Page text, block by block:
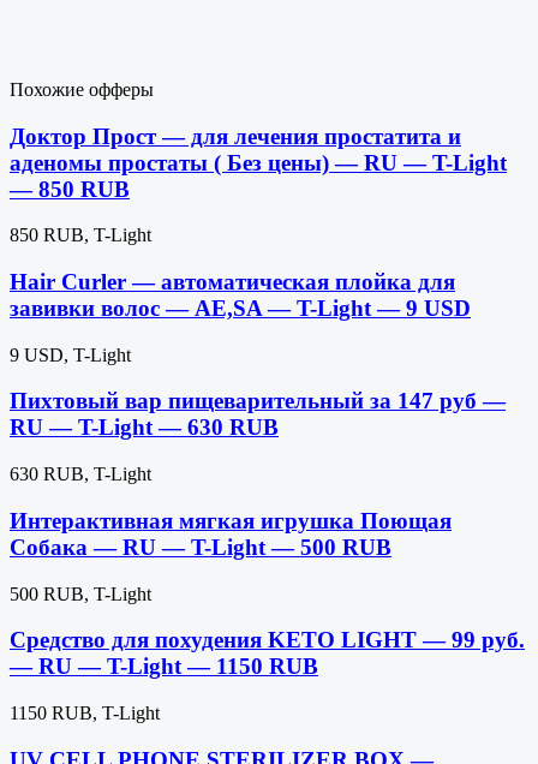
Похожие офферы
Доктор Прост — для лечения простатита и
аденомы простаты ( Без цены) — RU — T-Light
— 850 RUB
850 RUB, T-Light
Hair Curler — автоматическая плойка для
завивки волос — AE,SA — T-Light — 9 USD
9 USD, T-Light
Пихтовый вар пищеварительный за 147 руб —
RU — T-Light — 630 RUB
630 RUB, T-Light
Интерактивная мягкая игрушка Поющая
Собака — RU — T-Light — 500 RUB
500 RUB, T-Light
Средство для похудения KETO LIGHT — 99 руб.
— RU — T-Light — 1150 RUB
1150 RUB, T-Light